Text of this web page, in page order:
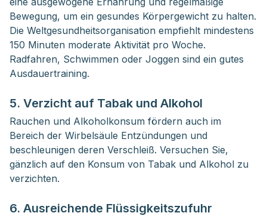
Bewegung, um ein gesundes Körpergewicht zu halten.
Die Weltgesundheitsorganisation empfiehlt mindestens
150 Minuten moderate Aktivität pro Woche.
Radfahren, Schwimmen oder Joggen sind ein gutes
Ausdauertraining.
5. Verzicht auf Tabak und Alkohol
Rauchen und Alkoholkonsum fördern auch im
Bereich der Wirbelsäule Entzündungen und
beschleunigen deren Verschleiß. Versuchen Sie,
gänzlich auf den Konsum von Tabak und Alkohol zu
verzichten.
6. Ausreichende Flüssigkeitszufuhr